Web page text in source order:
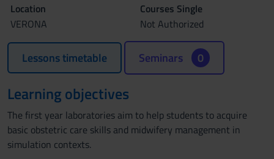
Location
VERONA
Courses Single
Not Authorized
Lessons timetable Seminars 0
Learning objectives
The first year laboratories aim to help students to acquire
basic obstetric care skills and midwifery management in
simulation contexts.